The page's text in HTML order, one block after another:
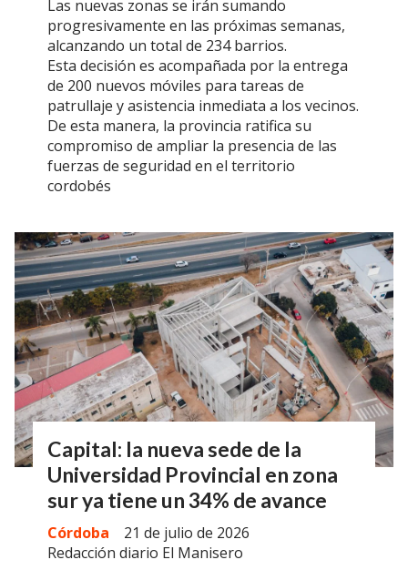
Las nuevas zonas se irán sumando
progresivamente en las próximas semanas,
alcanzando un total de 234 barrios.
Esta decisión es acompañada por la entrega
de 200 nuevos móviles para tareas de
patrullaje y asistencia inmediata a los vecinos.
De esta manera, la provincia ratifica su
compromiso de ampliar la presencia de las
fuerzas de seguridad en el territorio
cordobés
Capital: la nueva sede de la
Universidad Provincial en zona
sur ya tiene un 34% de avance
Redacción diario El Manisero
Córdoba 21 de julio de 2026